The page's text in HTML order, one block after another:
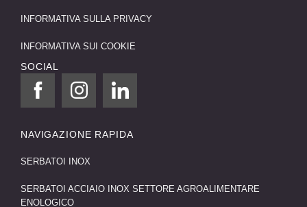
INFORMATIVA SULLA PRIVACY
INFORMATIVA SUI COOKIE
SOCIAL
NAVIGAZIONE RAPIDA
SERBATOI INOX
SERBATOI ACCIAIO INOX SETTORE AGROALIMENTARE
ENOLOGICO